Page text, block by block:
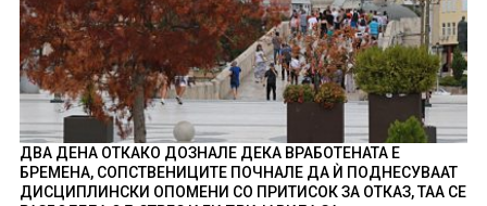
ДВА ДЕНА ОТКАКО ДОЗНАЛЕ ДЕКА ВРАБОТЕНАТА Е
БРЕМЕНА, СОПСТВЕНИЦИТЕ ПОЧНАЛЕ ДА Ѝ ПОДНЕСУВААТ
ДИСЦИПЛИНСКИ ОПОМЕНИ СО ПРИТИСОК ЗА ОТКАЗ, ТАА СЕ